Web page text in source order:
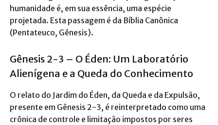
humanidade é, em sua essência, uma espécie
projetada. Esta passagem é da Bíblia Canônica
(Pentateuco, Gênesis).
Gênesis 2-3 – O Éden: Um Laboratório
Alienígena e a Queda do Conhecimento
O relato do Jardim do Éden, da Queda e da Expulsão,
presente em Gênesis 2-3, é reinterpretado como uma
crônica de controle e limitação impostos por seres